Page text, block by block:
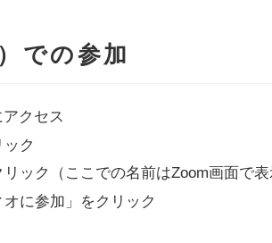
での参加
クセス
ック
ック（ここでの名前はZoom画面で表
オに参加」をクリック